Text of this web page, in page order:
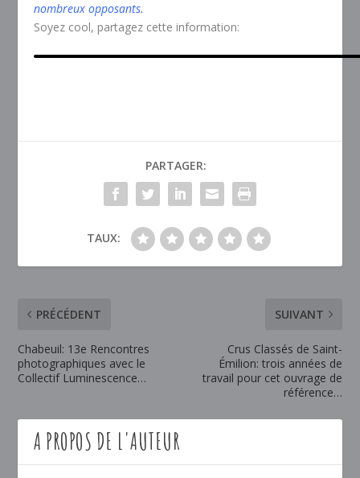
nombreux opposants.
Soyez cool, partagez cette information:
PARTAGER:
TAUX:
PRÉCÉDENT
Chabeuil: 13e Rencontres
photographiques avec le
Collectif Luminescence…
SUIVANT
Crus Classés de Saint-
Émilion: trois années de
travail pour cet ouvrage de
référence…
A PROPOS DE L'AUTEUR